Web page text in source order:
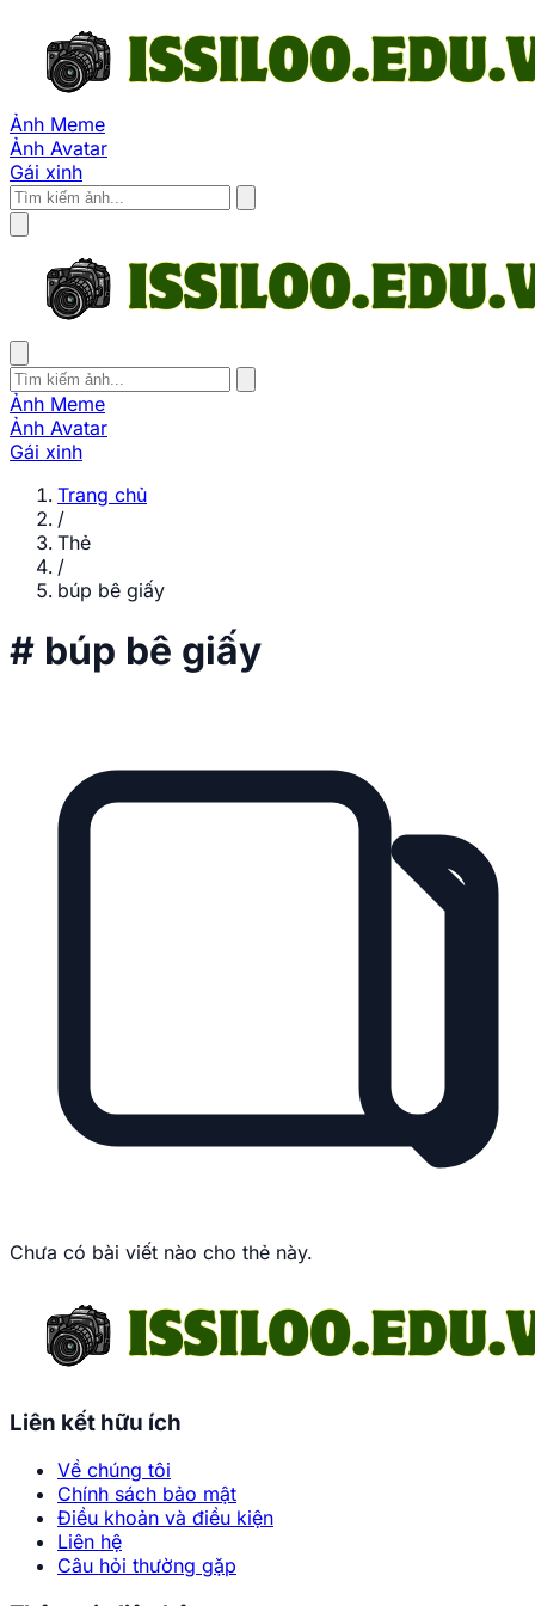
Ảnh Meme
Ảnh Avatar
Gái xinh
Ảnh Meme
Ảnh Avatar
Gái xinh
Trang chủ
/
Thẻ
/
búp bê giấy
# búp bê giấy
Chưa có bài viết nào cho thẻ này.
Liên kết hữu ích
Về chúng tôi
Chính sách bảo mật
Điều khoản và điều kiện
Liên hệ
Câu hỏi thường gặp